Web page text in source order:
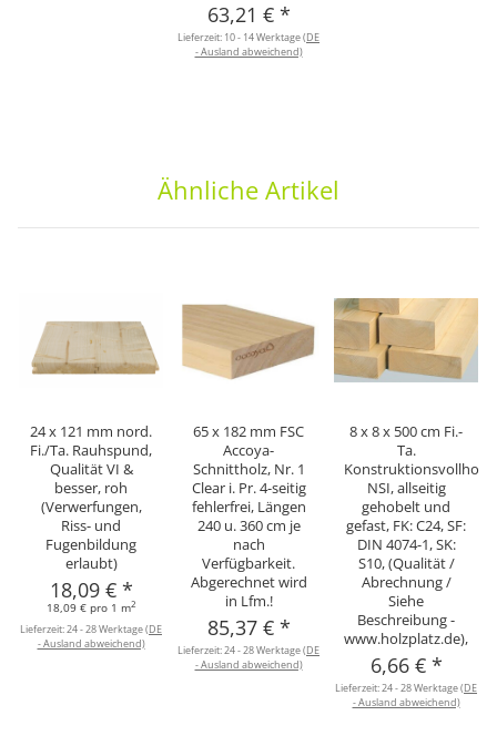
63,21 € *
Lieferzeit: 10 - 14 Werktage(DE
- Ausland abweichend)
Ähnliche Artikel
24 x 121 mm nord.
Fi./Ta. Rauhspund,
Qualität VI &
besser, roh
(Verwerfungen,
Riss- und
Fugenbildung
erlaubt)
18,09 € *
18,09 € pro 1 m2
Lieferzeit:24 - 28 Werktage(DE
- Ausland abweichend)
65 x 182 mm FSC
Accoya-
Schnittholz, Nr. 1
Clear i. Pr. 4-seitig
fehlerfrei, Längen
240 u. 360 cm je
nach
Verfügbarkeit.
Abgerechnet wird
in Lfm.!
85,37 € *
Lieferzeit:24 - 28 Werktage(DE
- Ausland abweichend)
8 x 8 x 500 cm Fi.-
Ta.
Konstruktionsvollholz
NSI, allseitig
gehobelt und
gefast, FK: C24, SF:
DIN 4074-1, SK:
S10, (Qualität /
Abrechnung /
Siehe
Beschreibung -
www.holzplatz.de),
6,66 € *
Lieferzeit:24 - 28 Werktage(DE
- Ausland abweichend)